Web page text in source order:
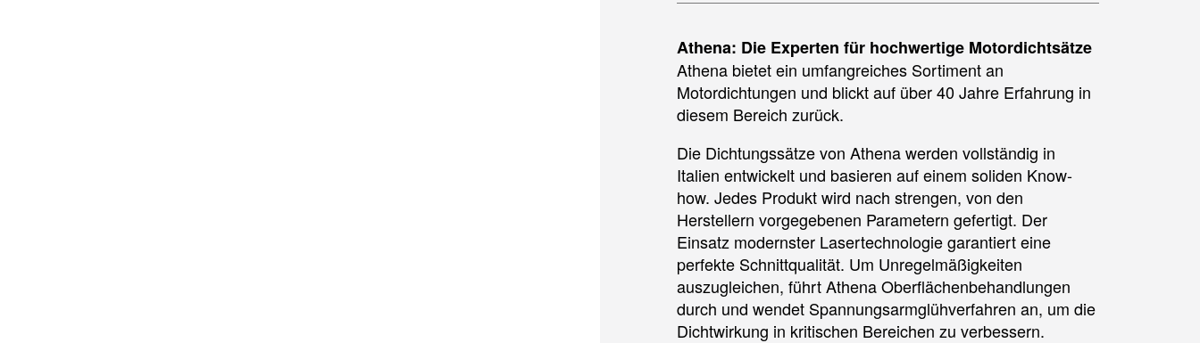
Athena: Die Experten für hochwertige Motordichtsätze
Athena bietet ein umfangreiches Sortiment an
Motordichtungen und blickt auf über 40 Jahre Erfahrung in
diesem Bereich zurück.
Die Dichtungssätze von Athena werden vollständig in
Italien entwickelt und basieren auf einem soliden Know-
how. Jedes Produkt wird nach strengen, von den
Herstellern vorgegebenen Parametern gefertigt. Der
Einsatz modernster Lasertechnologie garantiert eine
perfekte Schnittqualität. Um Unregelmäßigkeiten
auszugleichen, führt Athena Oberflächenbehandlungen
durch und wendet Spannungsarmglühverfahren an, um die
Dichtwirkung in kritischen Bereichen zu verbessern.